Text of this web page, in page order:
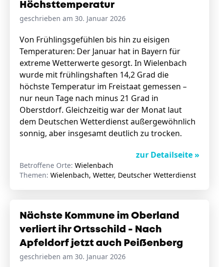
Höchsttemperatur
geschrieben am 30. Januar 2026
Von Frühlingsgefühlen bis hin zu eisigen
Temperaturen: Der Januar hat in Bayern für
extreme Wetterwerte gesorgt. In Wielenbach
wurde mit frühlingshaften 14,2 Grad die
höchste Temperatur im Freistaat gemessen –
nur neun Tage nach minus 21 Grad in
Oberstdorf. Gleichzeitig war der Monat laut
dem Deutschen Wetterdienst außergewöhnlich
sonnig, aber insgesamt deutlich zu trocken.
zur Detailseite »
Betroffene Orte: Wielenbach
Themen: Wielenbach, Wetter, Deutscher Wetterdienst
Nächste Kommune im Oberland
verliert ihr Ortsschild - Nach
Apfeldorf jetzt auch Peißenberg
geschrieben am 30. Januar 2026